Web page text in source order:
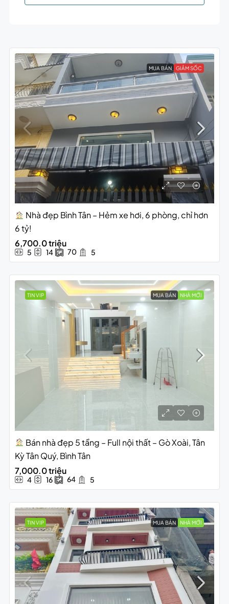
MUA BÁN GIẢM SỐC
Nhà đẹp Bình Tân – Hẻm xe hơi, 6 phòng, chỉ hơn
6 tỷ!
6,700.0 triệu
5 14 70 5
TIN VIP MUA BÁN NHÀ MỚI
Bán nhà đẹp 5 tầng – Full nội thất – Gò Xoài, Tân
Kỳ Tân Quý, Bình Tân
7,000.0 triệu
4 16 64 5
TIN VIP MUA BÁN NHÀ MỚI